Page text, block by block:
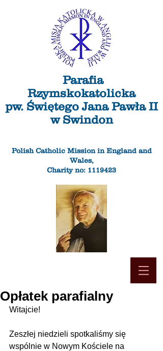
Parafia
Rzymskokatolicka
pw. Świętego Jana Pawła II
w Swindon
Polish Catholic Mission in England and
Wales,
Charity no: 1119423
Opłatek parafialny
Witajcie!
Zeszłej niedzieli spotkaliśmy się
wspólnie w Nowym Kościele na